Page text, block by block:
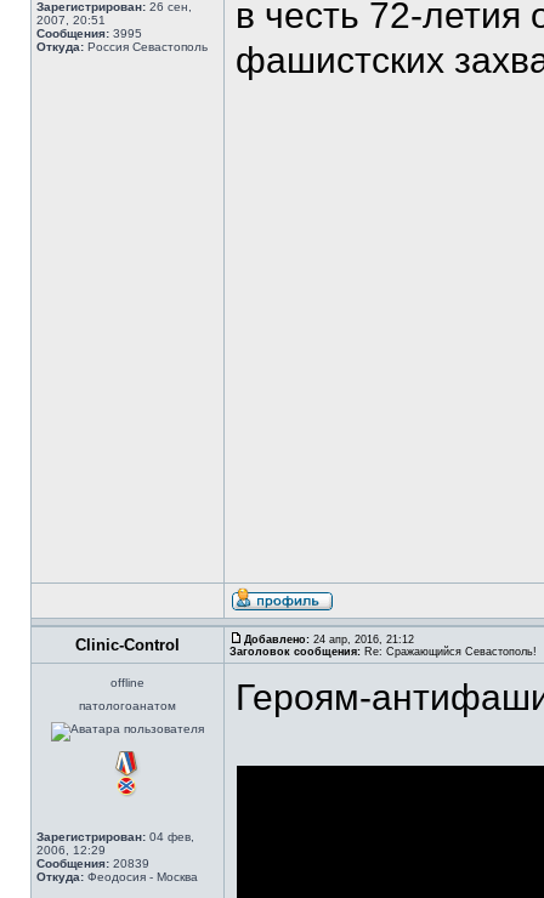
Зарегистрирован: 26 сен,
2007, 20:51
Сообщения: 3995
Откуда: Россия Севастополь
в честь 72-
фашистских
Clinic-Control Добавлено: 24 апр, 2016, 21:12
Заголовок сообщения: Re: Сражающийся Севастополь!
offline
патологоанатом
Зарегистрирован: 04 фев,
2006, 12:29
Сообщения: 20839
Откуда: Феодосия - Москва
Героям-